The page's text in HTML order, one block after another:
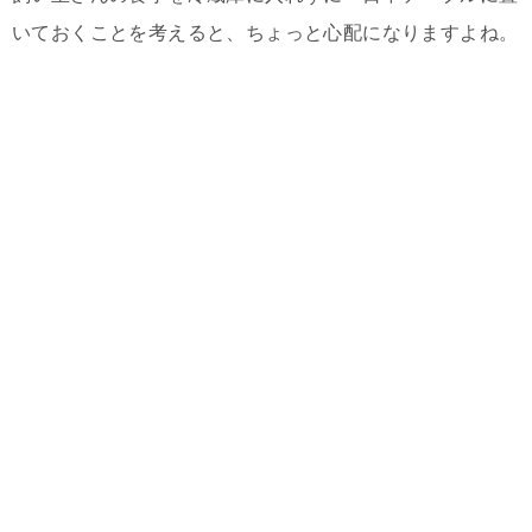
いておくことを考えると、ちょっと心配になりますよね。